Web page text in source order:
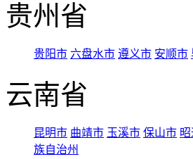
贵州省
贵阳市 六盘水市 遵义市 安顺市
云南省
昆明市 曲靖市 玉溪市 保山市
族自治州